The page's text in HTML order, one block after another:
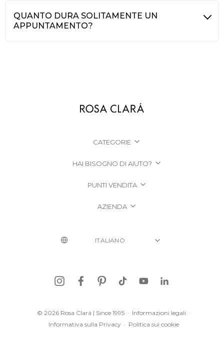
QUANTO DURA SOLITAMENTE UN
APPUNTAMENTO?
CATEGORIE
HAI BISOGNO DI AIUTO?
PUNTI VENDITA
AZIENDA
© 2026 Rosa Clará | Since 1995 · Informazioni legali ·
Informativa sulla Privacy · Politica sui cookie